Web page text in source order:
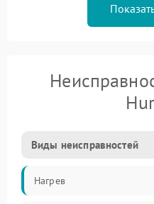
Виды неисправностей
Нагрев